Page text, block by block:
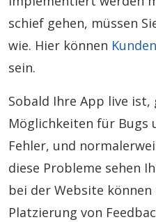
schief gehen, müssen
wie. Hier können
sein.
Sobald Ihre App live ist,
Möglichkeiten für Bugs
Fehler, und
diese Probleme sehen
bei der Website können
Platzierung von